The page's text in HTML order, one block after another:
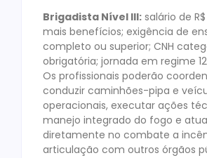
Brigadista Nível III: salário de
mais benefícios; exigência de
completo ou superior; CNH
obrigatória; jornada em regime
Os profissionais poderão
conduzir caminhões-pipa e
operacionais, executar ações
manejo integrado do fogo e
diretamente no combate a
articulação com outros órgãos